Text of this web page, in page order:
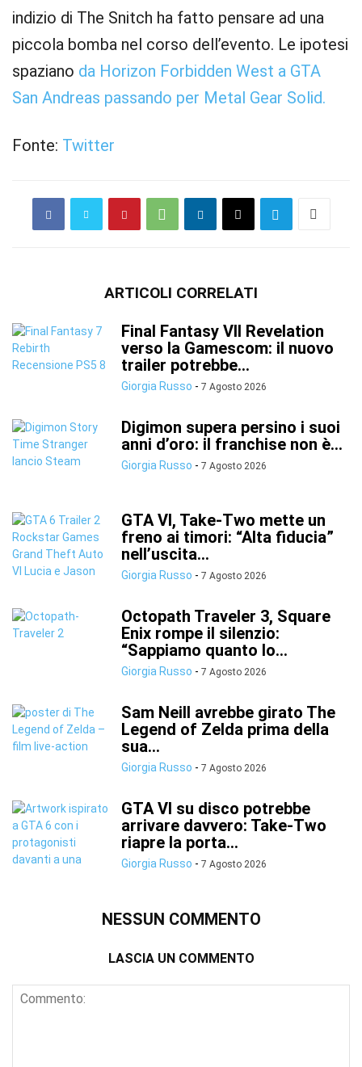
indizio di The Snitch ha fatto pensare ad una
piccola bomba nel corso dell’evento. Le ipotesi
spaziano da Horizon Forbidden West a GTA
San Andreas passando per Metal Gear Solid.
Fonte: Twitter
ARTICOLI CORRELATI
Final Fantasy VII Revelation
verso la Gamescom: il nuovo
trailer potrebbe...
Giorgia Russo - 7 Agosto 2026
Digimon supera persino i suoi
anni d’oro: il franchise non è...
Giorgia Russo - 7 Agosto 2026
GTA VI, Take-Two mette un
freno ai timori: “Alta fiducia”
nell’uscita...
Giorgia Russo - 7 Agosto 2026
Octopath Traveler 3, Square
Enix rompe il silenzio:
“Sappiamo quanto lo...
Giorgia Russo - 7 Agosto 2026
Sam Neill avrebbe girato The
Legend of Zelda prima della
sua...
Giorgia Russo - 7 Agosto 2026
GTA VI su disco potrebbe
arrivare davvero: Take-Two
riapre la porta...
Giorgia Russo - 7 Agosto 2026
NESSUN COMMENTO
LASCIA UN COMMENTO